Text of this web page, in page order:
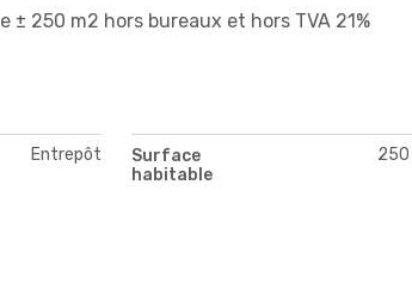
250 m2 hors bureaux et hors TVA 21%
Entrepôt
Surface
habitable
250